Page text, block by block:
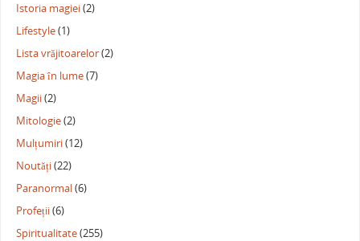
Istoria magiei(2)
Lifestyle(1)
Lista vrăjitoarelor(2)
Magia în lume(7)
Magii(2)
Mitologie(2)
Mulțumiri(12)
Noutăți(22)
Paranormal(6)
Profeții(6)
Spiritualitate(255)